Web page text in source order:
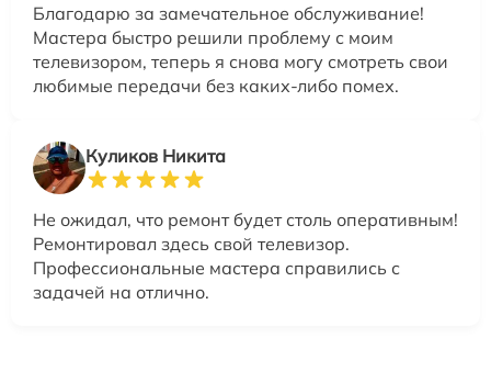
Благодарю за замечательное обслуживание!
Мастера быстро решили проблему с моим
телевизором, теперь я снова могу смотреть свои
любимые передачи без каких-либо помех.
Куликов Никита
Не ожидал, что ремонт будет столь оперативным!
Ремонтировал здесь свой телевизор.
Профессиональные мастера справились с
задачей на отлично.